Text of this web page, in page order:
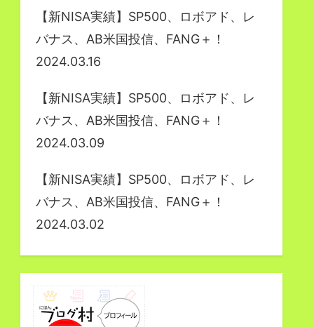
【新NISA実績】SP500、ロボアド、レ
バナス、AB米国投信、FANG＋！
2024.03.16
【新NISA実績】SP500、ロボアド、レ
バナス、AB米国投信、FANG＋！
2024.03.09
【新NISA実績】SP500、ロボアド、レ
バナス、AB米国投信、FANG＋！
2024.03.02